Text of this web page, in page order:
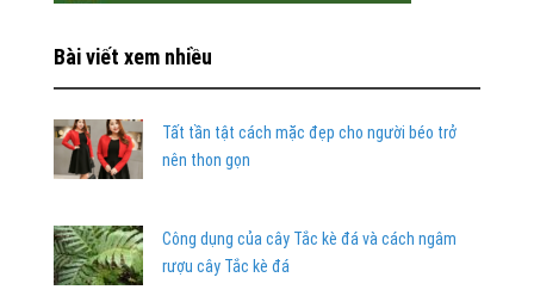
Bài viết xem nhiều
Tất tần tật cách mặc đẹp cho người béo trở
nên thon gọn
Công dụng của cây Tắc kè đá và cách ngâm
rượu cây Tắc kè đá